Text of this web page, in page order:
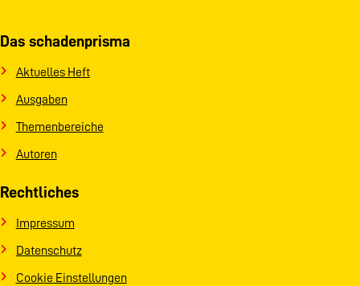
Das schadenprisma
Aktuelles Heft
Ausgaben
Themenbereiche
Autoren
Rechtliches
Impressum
Datenschutz
Cookie Einstellungen